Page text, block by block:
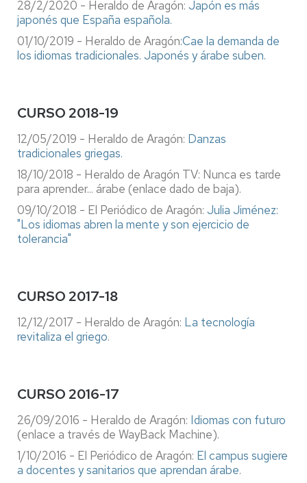
28/2/2020 - Heraldo de Aragón: Japón es más
japonés que España española.
01/10/2019 - Heraldo de Aragón:Cae la demanda de
los idiomas tradicionales. Japonés y árabe suben.
CURSO 2018-19
12/05/2019 - Heraldo de Aragón: Danzas
tradicionales griegas.
18/10/2018 - Heraldo de Aragón TV: Nunca es tarde
para aprender... árabe (enlace dado de baja).
09/10/2018 - El Periódico de Aragón: Julia Jiménez:
"Los idiomas abren la mente y son ejercicio de
tolerancia"
CURSO 2017-18
12/12/2017 - Heraldo de Aragón: La tecnología
revitaliza el griego.
CURSO 2016-17
26/09/2016 - Heraldo de Aragón: Idiomas con futuro
(enlace a través de WayBack Machine).
1/10/2016 - El Periódico de Aragón: El campus sugiere
a docentes y sanitarios que aprendan árabe.